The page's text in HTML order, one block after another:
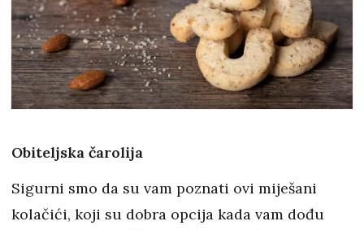
Obiteljska čarolija
Sigurni smo da su vam poznati ovi miješani
kolačići, koji su dobra opcija kada vam dođu